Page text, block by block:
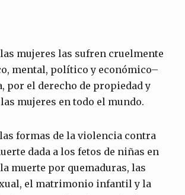
mujeres las sufren cruelmente
mental, político y económico–
por el derecho de propiedad y
mujeres en todo el mundo.
formas de la violencia contra
dada a los fetos de niñas en
muerte por quemaduras, las
el matrimonio infantil y la